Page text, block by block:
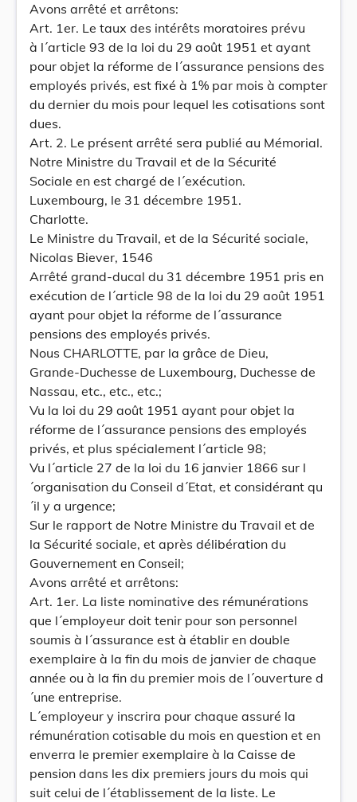
Avons arrêté et arrêtons:
Art. 1er. Le taux des intérêts moratoires prévu
à l´article 93 de la loi du 29 août 1951 et ayant
pour objet la réforme de l´assurance pensions des
employés privés, est fixé à 1% par mois à compter
du dernier du mois pour lequel les cotisations sont
dues.
Art. 2. Le présent arrêté sera publié au Mémorial.
Notre Ministre du Travail et de la Sécurité
Sociale en est chargé de l´exécution.
Luxembourg, le 31 décembre 1951.
Charlotte.
Le Ministre du Travail, et de la Sécurité sociale,
Nicolas Biever, 1546
Arrêté grand-ducal du 31 décembre 1951 pris en
exécution de l´article 98 de la loi du 29 août 1951
ayant pour objet la réforme de l´assurance
pensions des employés privés.
Nous CHARLOTTE, par la grâce de Dieu,
Grande-Duchesse de Luxembourg, Duchesse de
Nassau, etc., etc., etc.;
Vu la loi du 29 août 1951 ayant pour objet la
réforme de l´assurance pensions des employés
privés, et plus spécialement l´article 98;
Vu l´article 27 de la loi du 16 janvier 1866 sur l
´organisation du Conseil d´Etat, et considérant qu
´il y a urgence;
Sur le rapport de Notre Ministre du Travail et de
la Sécurité sociale, et après délibération du
Gouvernement en Conseil;
Avons arrêté et arrêtons:
Art. 1er. La liste nominative des rémunérations
que l´employeur doit tenir pour son personnel
soumis à l´assurance est à établir en double
exemplaire à la fin du mois de janvier de chaque
année ou à la fin du premier mois de l´ouverture d
´une entreprise.
L´employeur y inscrira pour chaque assuré la
rémunération cotisable du mois en question et en
enverra le premier exemplaire à la Caisse de
pension dans les dix premiers jours du mois qui
suit celui de l´établissement de la liste. Le